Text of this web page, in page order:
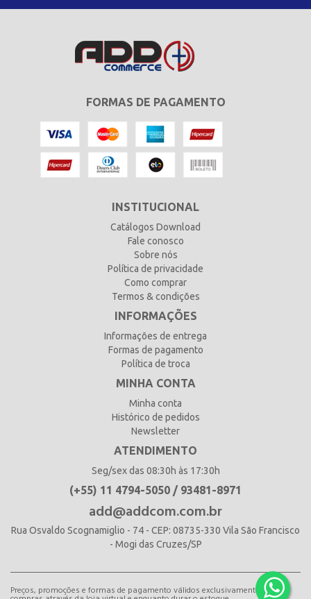
FORMAS DE PAGAMENTO
INSTITUCIONAL
Catálogos Download
Fale conosco
Sobre nós
Política de privacidade
Como comprar
Termos & condições
INFORMAÇÕES
Informações de entrega
Formas de pagamento
Política de troca
MINHA CONTA
Minha conta
Histórico de pedidos
Newsletter
ATENDIMENTO
Seg/sex das 08:30h às 17:30h
(+55) 11 4794-5050 / 93481-8971
add@addcom.com.br
Rua Osvaldo Scognamiglio - 74 - CEP: 08735-330 Vila São Francisco
- Mogi das Cruzes/SP
Preços, promoções e formas de pagamento válidos exclusivamente para